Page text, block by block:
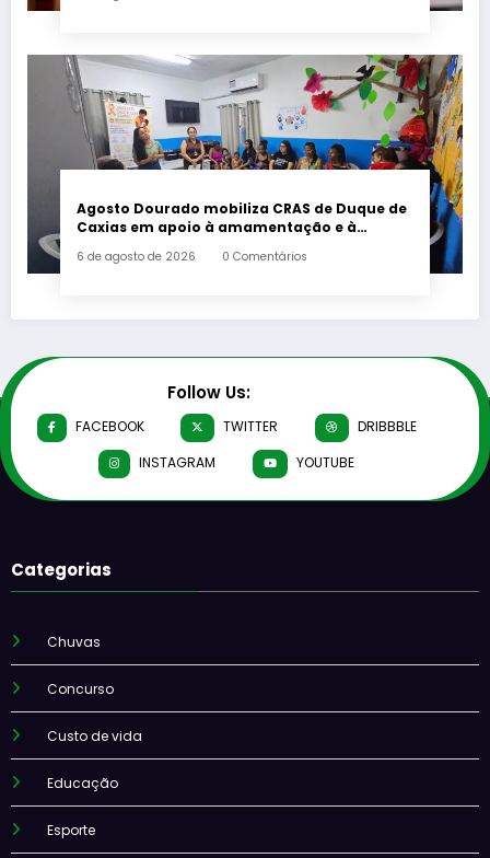
Agosto Dourado mobiliza CRAS de Duque de
Caxias em apoio à amamentação e à
6 de agosto de 2026 0 Comentários
Follow Us:
FACEBOOK TWITTER
DRIBBBLE
INSTAGRAM
YOUTUBE
Categorias
Chuvas
Concurso
Custo de vida
Educação
Esporte